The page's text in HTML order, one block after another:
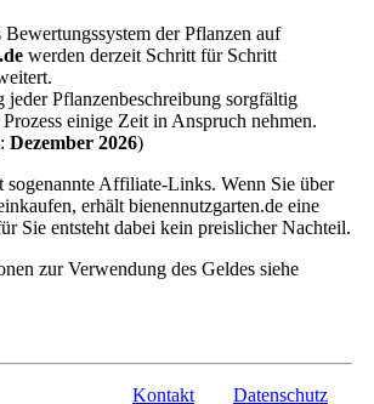
der Pflanzen auf
werden derzeit Schritt für Schritt
Pflanzenbeschreibung sorgfältig
einige Zeit in Anspruch nehmen.
Dezember 2026)
sogenannte Affiliate-Links. Wenn Sie über
erhält bienennutzgarten.de eine
Sie entsteht dabei kein preislicher Nachteil.
zur Verwendung des Geldes siehe
Kontakt Datenschutz